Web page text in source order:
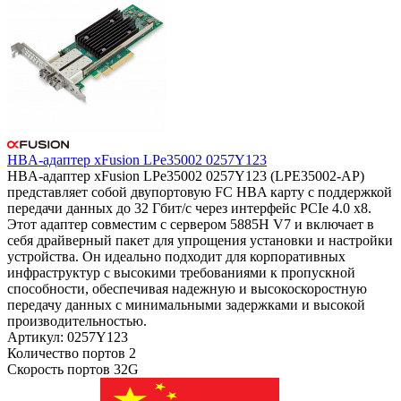
HBA-адаптер xFusion LPe35002 0257Y123
HBA-адаптер xFusion LPe35002 0257Y123 (LPE35002-AP)
представляет собой двупортовую FC HBA карту с поддержкой
передачи данных до 32 Гбит/с через интерфейс PCIe 4.0 x8.
Этот адаптер совместим с сервером 5885H V7 и включает в
себя драйверный пакет для упрощения установки и настройки
устройства. Он идеально подходит для корпоративных
инфраструктур с высокими требованиями к пропускной
способности, обеспечивая надежную и высокоскоростную
передачу данных с минимальными задержками и высокой
производительностью.
Артикул: 0257Y123
Количество портов 2
Скорость портов 32G